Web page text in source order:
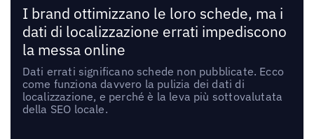
I brand ottimizzano le loro schede, ma i
dati di localizzazione errati impediscono
la messa online
Dati errati significano schede non pubblicate. Ecco
come funziona davvero la pulizia dei dati di
localizzazione, e perché è la leva più sottovalutata
della SEO locale.